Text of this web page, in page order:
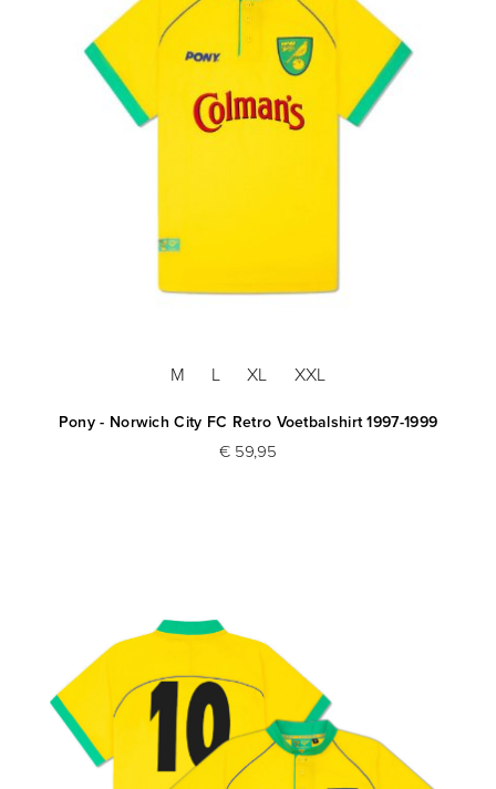
M L XL XXL
Pony - Norwich City FC Retro Voetbalshirt 1997-1999
€ 59,95